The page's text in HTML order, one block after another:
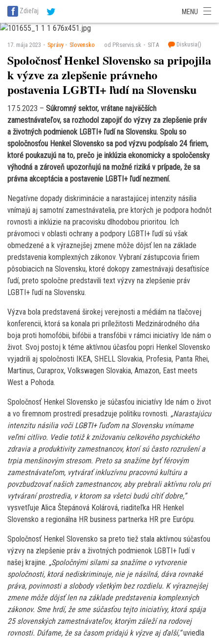
SITA Energetika
SITA Potravinárstvo
Zdieľaj MENU
17. mája 2023 Správy Slovensko od PRservis.sk SITA Diskusia()
Spoločnosť Henkel Slovensko sa pripojila
k výzve za zlepšenie právneho
postavenia LGBTI+ ľudí na Slovensku
17.5.2023 – Súkromný sektor, vrátane najväčších
zamestnávateľov, sa rozhodol zapojiť do výzvy za zlepšenie práv
a životných podmienok LGBTI+ ľudí na Slovensku. Spolu so
spoločnosťou Henkel Slovensko sa pod výzvu podpísalo 24 firiem,
ktoré poukazujú na to, prečo je inklúzia ekonomicky a spoločensky
výhodná a zároveň upozorňujú na možné riziká v prípade, že sa
právna akceptácia a postavenie LGBTI+ ľudí nezmení.
Negatívne dopady diskriminácie a narastajúcej intenzity násilia
vnímajú aj samotní zamestnávatelia, pre ktorých je podpora hodnôt
rovnosti a inklúzie na pracovisku dlhodobou prioritou. Ich
právomoci v oblasti ochrany a podpory LGBTI+ ľudí sú však
obmedzené a k výraznejšej zmene môže dôjsť len na základe
predstavenia komplexných zákonov. Vybraní zástupcovia firiem
pôsobiacich na Slovensku, ktoré dokopy zamestnávajú desaťtisíce
ľudí, preto spoločne predstavili text výzvy na zlepšenie práv
LGBTI+ ľudí na Slovensku.
Výzva bola predstavená širokej verejnosti a médiám na tlačovej
konferencii, ktorá sa konala pri príležitosti Medzinárodného dňa
boja proti homofóbii, bifóbii a transfóbii v rámci iniciatívy Ide nám o
život. Svoj postoj k téme aktívnou účasťou popri Henkel Slovensko
vyjadrili aj spoločnosti IKEA, SHELL Slovakia, Profesia, Panta Rhei,
Martinus, Curaprox, Volkswagen Slovakia, Amazon, East meets
West a Pohoda.
Spoločnosť Henkel Slovensko je súčasťou iniciatívy Ide nám o život
a vo firemnom prostredí presadzuje politiku rovnosti. „Narastajúcu
intenzitu násilia voči LGBTI+ ľuďom na Slovensku vnímame
veľmi citlivo. Vedie totiž k znižovaniu celkového psychického
zdravia a produktivity zamestnancov, ktorí sú často rozrušení a
trpia menšinovým stresom. Preto sa snažíme byť férovým
zamestnávateľom, vytvárať inkluzívnu pracovnú kultúru a
povzbudzovať našich zamestnancov, aby prebrali aktívnu rolu pri
vytváraní prostredia, v ktorom sa všetci budú cítiť dobre,”
vysvetľuje Alica Štepánová Kolárová, riaditeľka HR Henkel
Slovensko a regionálna HR business partnerka HR pre Európu.
Spoločnosť Henkel Slovensko sa preto tiež stala aktívnou súčasťou
výzvy na zlepšenie práv a životných podmienok LGBTI+ ľudí v
našej krajine. „Spoločnými silami sa snažíme o vytvorenie
spoločnosti, ktorá nediskriminuje, nie je násilná, dáva rovnaké
práva, povinnosti a slobody všetkým bez rozdielu. K výraznejšej
zmene môže dôjsť len na základe predstavenia komplexných
zákonov. Sme hrdí, že sme súčasťou tejto iniciatívy, ktorá spája
25 slovenských zamestnávateľov, ktorým záleží na rodovej
rovnosti. Dúfame, že sa časom pridajú k výzve aj ďalší,“uviedla